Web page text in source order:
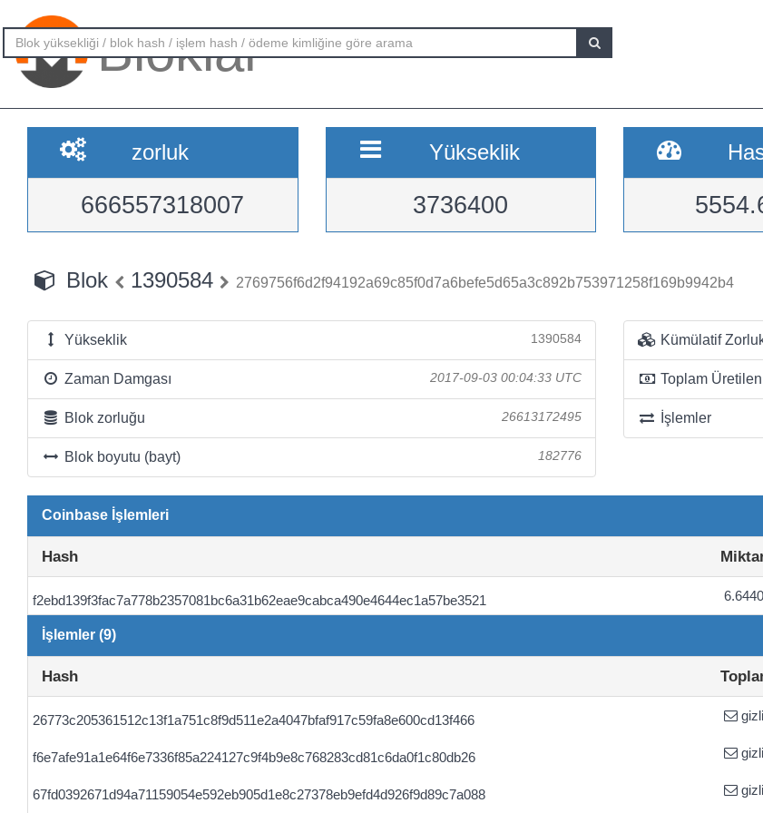
Bloklar
zorluk
666557318007
Yükseklik
3736400
Blok 1390584 2769756f6d2f94192a69c85f0d7a6befe5d65a3c892b753971258f169b9942b4
Yükseklik 1390584
Zaman Damgası 2017-09-03 00:04:33 UTC
Blok zorluğu 26613172495
Blok boyutu (bayt) 182776
Kümülatif
Toplam
İşlemler
Coinbase İşlemleri
Hash
f2ebd139f3fac7a778b2357081bc6a31b62eae9cabca490e4644ec1a57be3521
İşlemler (9)
Hash
26773c205361512c13f1a751c8f9d511e2a4047bfaf917c59fa8e600cd13f466 gizli
f6e7afe91a1e64f6e7336f85a224127c9f4b9e8c768283cd81c6da0f1c80db26 gizli
67fd0392671d94a71159054e592eb905d1e8c27378eb9efd4d926f9d89c7a088 gizli